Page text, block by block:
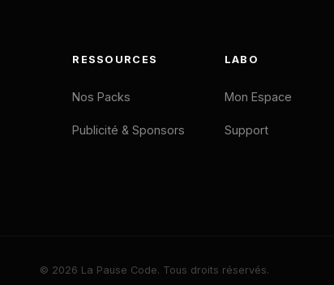
RESSOURCES
Nos Packs
Publicité & Sponsors
LABO
Mon Espace
Support
© 2026 La Pause Code. Tous droits réservés.